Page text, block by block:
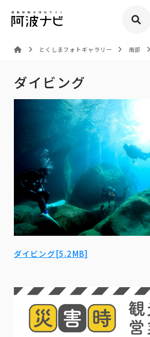
とくしまフォトギャラリー 南部
ダイビング
ダイビング[5.2MB]